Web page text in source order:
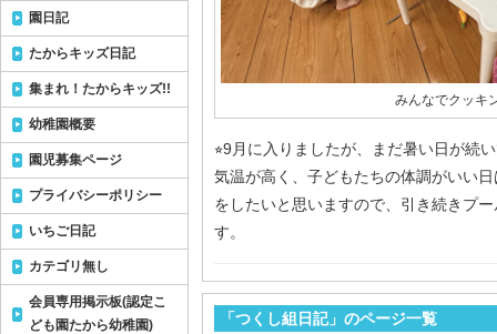
みんなでクッキ
⭐︎9月に入りましたが、まだ暑い日が続
気温が高く、子どもたちの体調がいい
をしたいと思いますので、引き続きプ
す。
「つくし組日記」のページ一覧
園日記
たからキッズ日記
集まれ！たからキッズ!!
幼稚園概要
園児募集ページ
プライバシーポリシー
いちご日記
カテゴリ無し
会員専用掲示板(認定こ
ども園たから幼稚園)